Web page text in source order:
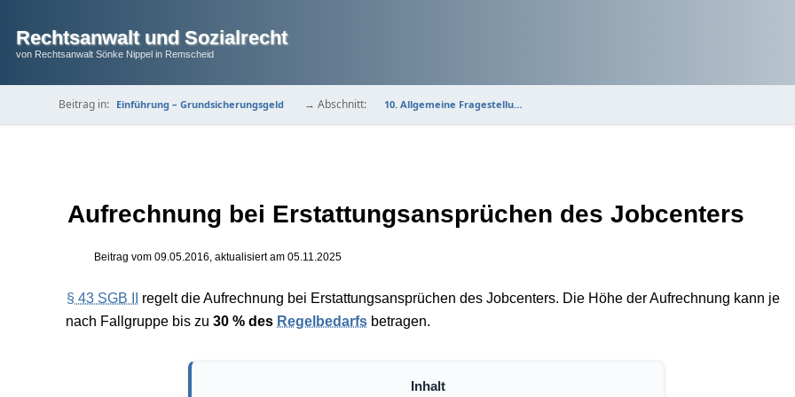
Rechtsanwalt und Sozialrecht
von Rechtsanwalt Sönke Nippel in Remscheid
Beitrag in: Einführung – Grundsicherungsgeld → Abschnitt: 10. Allgemeine Fragestellu…
Aufrechnung bei Erstattungsansprüchen des Jobcenters
Beitrag vom 09.05.2016 , aktualisiert am 05.11.2025
§ 43 SGB II
regelt die Aufrechnung bei Erstattungsansprüchen des Jobcenters. Die Höhe der Aufrechnung kann je
nach Fallgruppe bis zu 30 % des Regelbedarfs betragen.